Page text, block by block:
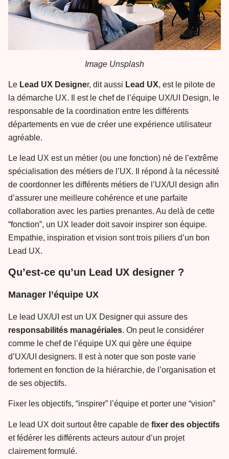
Image Unsplash
Le Lead UX Designer, dit aussi Lead UX, est le pilote de
la démarche UX. Il est le chef de l’équipe UX/UI Design, le
responsable de la coordination entre les différents
départements en vue de créer une expérience utilisateur
agréable.
Le lead UX est un métier (ou une fonction) né de l’extrême
spécialisation des métiers de l’UX. Il répond à la nécessité
de coordonner les différents métiers de l’UX/UI design afin
d’assurer une meilleure cohérence et une parfaite
collaboration avec les parties prenantes. Au delà de cette
“fonction”, un UX leader doit savoir inspirer son équipe.
Empathie, inspiration et vision sont trois piliers d’un bon
Lead UX.
Qu’est-ce qu’un Lead UX designer ?
Manager l’équipe UX
Le lead UX/UI est un UX Designer qui assure des
responsabilités managériales. On peut le considérer
comme le chef de l’équipe UX qui gère une équipe
d’UX/UI designers. Il est à noter que son poste varie
fortement en fonction de la hiérarchie, de l’organisation et
de ses objectifs.
Fixer les objectifs, “inspirer” l’équipe et porter une “vision”
Le lead UX doit surtout être capable de fixer des objectifs
et fédérer les différents acteurs autour d’un projet
clairement formulé.